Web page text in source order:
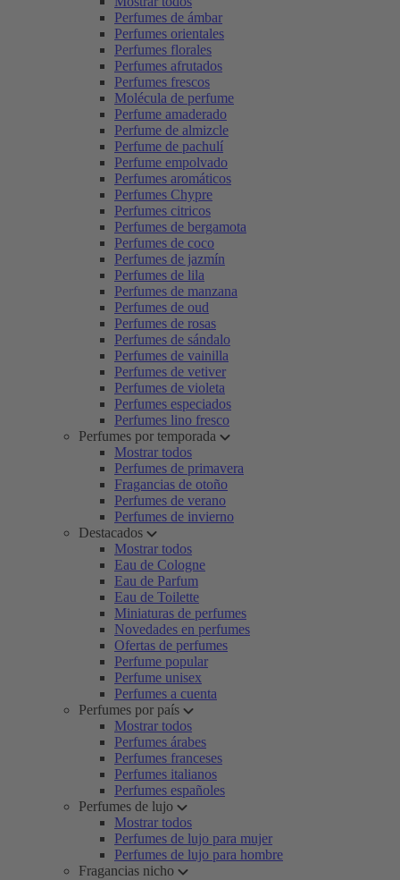
Perfumes de ámbar
Perfumes orientales
Perfumes florales
Perfumes afrutados
Perfumes frescos
Molécula de perfume
Perfume amaderado
Perfume de almizcle
Perfume de pachulí
Perfume empolvado
Perfumes aromáticos
Perfumes Chypre
Perfumes citricos
Perfumes de bergamota
Perfumes de coco
Perfumes de jazmín
Perfumes de lila
Perfumes de manzana
Perfumes de oud
Perfumes de rosas
Perfumes de sándalo
Perfumes de vainilla
Perfumes de vetiver
Perfumes de violeta
Perfumes especiados
Perfumes lino fresco
Perfumes por temporada
Mostrar todos
Perfumes de primavera
Fragancias de otoño
Perfumes de verano
Perfumes de invierno
Destacados
Mostrar todos
Eau de Cologne
Eau de Parfum
Eau de Toilette
Miniaturas de perfumes
Novedades en perfumes
Ofertas de perfumes
Perfume popular
Perfume unisex
Perfumes a cuenta
Perfumes por país
Mostrar todos
Perfumes árabes
Perfumes franceses
Perfumes italianos
Perfumes españoles
Perfumes de lujo
Mostrar todos
Perfumes de lujo para mujer
Perfumes de lujo para hombre
Fragancias nicho